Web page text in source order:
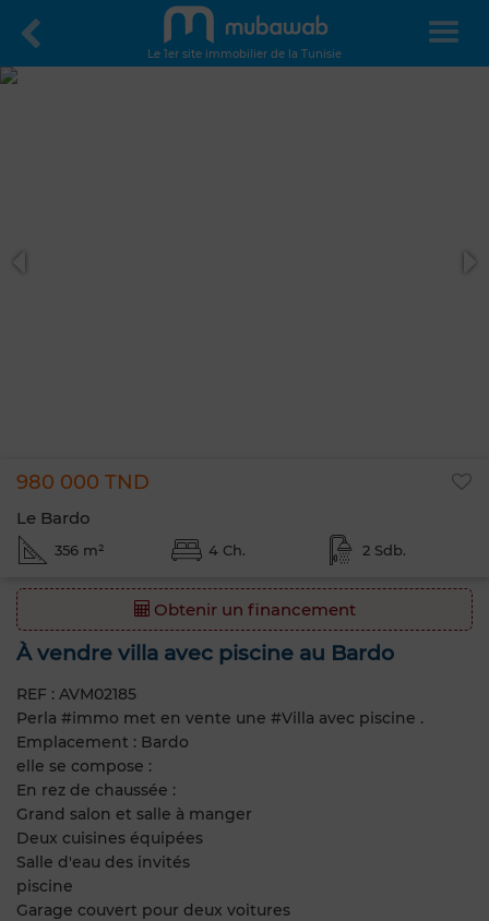
Le 1er site immobilier de la Tunisie
980 000 TND
Le Bardo
356 m² 4 Ch. 2 Sdb.
Obtenir un financement
À vendre villa avec piscine au Bardo
REF : AVM02185
Perla #immo met en vente une #Villa avec piscine .
Emplacement : Bardo
elle se compose :
En rez de chaussée :
Grand salon et salle à manger
Deux cuisines équipées
Salle d'eau des invités
piscine
Garage couvert pour deux voitures